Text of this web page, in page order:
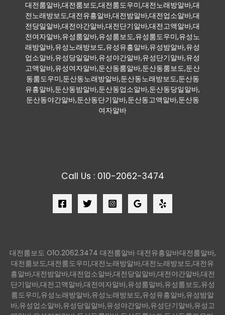
대전룸알바,대전룸보도,대전룸도우미,대전노래방알바,대
전노래방보도,대전유흥알바,대전밤알바,대전업소알바,대
전당일알바,대전야간알바,대전단기알바,대전고액알바,대
전여자알바,유성룸알바,유성룸보도,유성룸도우미,유성노
래방알바,유성노래방보도,유성유흥알바,유성밤알바,유성
업소알바,유성당일알바,유성야간알바,유성단기알바,유성
고액알바,유성여자알바,둔산동룸알바,둔산동룸보도,둔산
동룸도우미,둔산동노래방알바,둔산동노래방보도,둔산동
유흥알바,둔산동밤알바,둔산동업소알바,둔산동당일알바,
둔산동야간알바,둔산동단기알바,둔산동고액알바,둔산동
여자알바
Call Us : 010-2062-3474
대전룸보도 O1O.2062.3474 대전룸알바 대전유흥알바대전룸알바,
대전룸보도,대전룸도우미,대전노래방알바,대전노래방보도,대전유
흥알바,대전밤알바,대전업소알바,대전당일알바,대전야간알바,대전
단기알바,대전고액알바,대전여자알바,유성룸알바,유성룸보도,유성
룸도우미,유성노래방알바,유성노래방보도,유성유흥알바,유성밤알
바,유성업소알바,유성당일알바,유성야간알바,유성단기알바,유성고